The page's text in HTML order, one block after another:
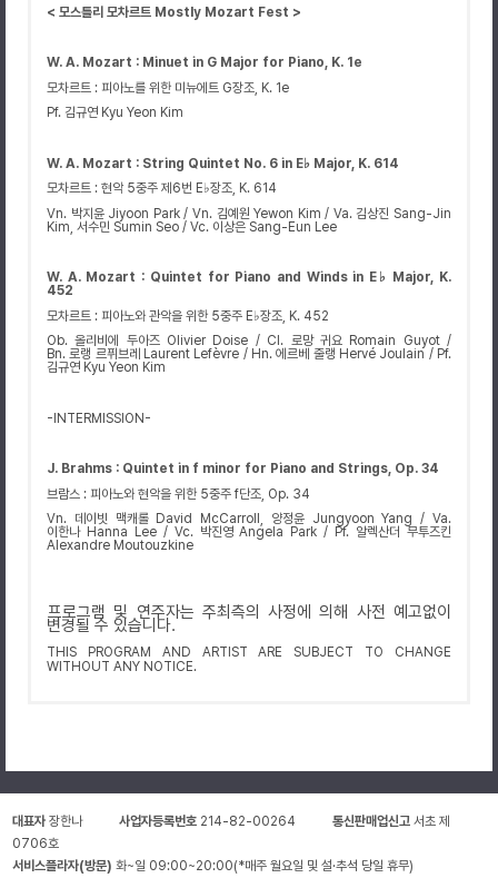
< 모스틀리 모차르트 Mostly Mozart Fest >
W. A. Mozart : Minuet in G Major for Piano, K. 1e
모차르트 : 피아노를 위한 미뉴에트 G장조 , K. 1e
Pf. 김규연 Kyu Yeon Kim
W. A. Mozart : String Quintet No. 6 in E♭ Major K. 614
모차르트 : 현악 5중주 제 6번 E♭장조 , K. 614
Vn. 박지윤 Jiyoon Park / Vn. 김예원Yewon Kim / Va. 김상진 Sang-Jin
Kim 서수민 Sumin Seo / Vc. 이상은 Sang-Eun Lee
W. A. Mozart : Quintet for Piano and Winds in E ♭ Major, K.
452
모차르트 : 피아노와 관악을 위한 5중주 E♭장조 , K. 452
Ob.올리비에 두아즈Olivier Doise / Cl. 로망 귀요Romain Guyot /
Bn.로랭 르퓌브레 Laurent Lefèvre / Hn. 에르베 줄랭 Hervé Joulain / Pf.
김규연 Kyu Yeon Kim
-INTERMISSION-
J. Brahms : Quintet in f minor for Piano and Strings, Op. 34
브람스 : 피아노와 현악을 위한 5중주 f단조 , Op. 34
Vn. 데이빗 맥캐롤David McCarroll 양정윤 Jungyoon Yang / Va.
이한나Hanna Lee / Vc. 박진영Angela Park / Pf. 알렉산더 무투즈킨
Alexandre Moutouzkine
프로그램 및 연주자는 주최측의 사정에 의해 사전 예고없이
변경될 수 있습니다.
THIS PROGRAM AND ARTIST ARE SUBJECT TO CHANGE
WITHOUT ANY NOTICE.
대표자장한나 사업자등록번호 214-82-00264 통신판매업신고서초 제
0706호
서비스플라자(방문)화~일 09:00~20:00(*매주 월요일 및 설·추석 당일 휴무)